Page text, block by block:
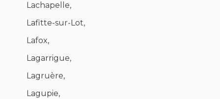
Lachapelle,
Lafitte-sur-Lot,
Lafox,
Lagarrigue,
Lagruère,
Lagupie,